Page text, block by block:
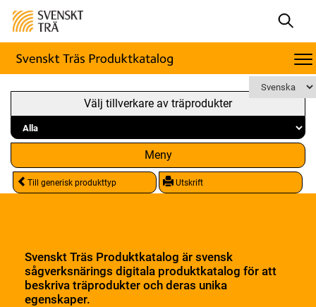
Välj tillverkare av träprodukter
Meny
Till generisk produkttyp Utskrift
Svenskt Träs Produktkatalog är svensk
sågverksnärings digitala produktkatalog för att
beskriva träprodukter och deras unika
egenskaper.